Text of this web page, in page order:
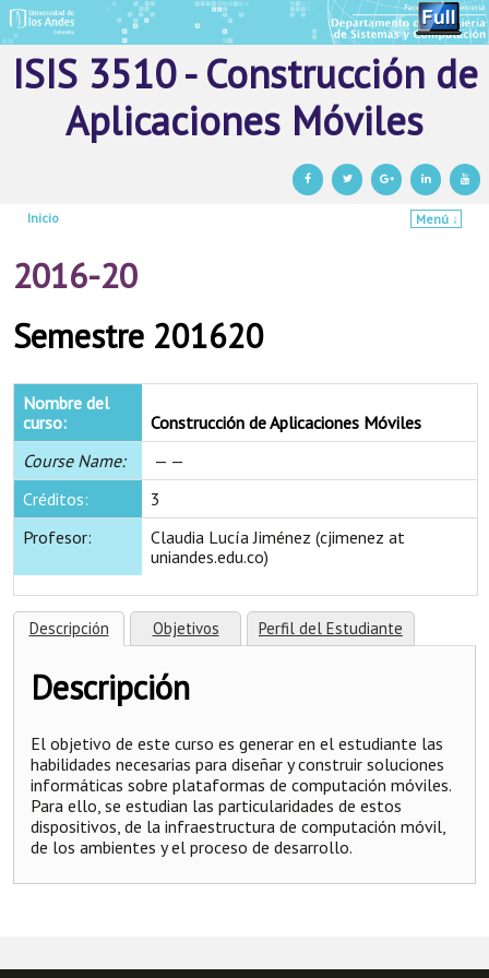
ISIS 3510 - Construcción de
Aplicaciones Móviles
Inicio
Menú ↓
2016-20
Semestre 201620
Nombre del
curso:
Construcción de Aplicaciones Móviles
Course Name:
— —
Créditos:
3
Profesor:
Claudia Lucía Jiménez (cjimenez at
uniandes.edu.co)
Descripción Objetivos Perfil del Estudiante
Descripción
El objetivo de este curso es generar en el estudiante las
habilidades necesarias para diseñar y construir soluciones
informáticas sobre plataformas de computación móviles.
Para ello, se estudian las particularidades de estos
dispositivos, de la infraestructura de computación móvil,
de los ambientes y el proceso de desarrollo.